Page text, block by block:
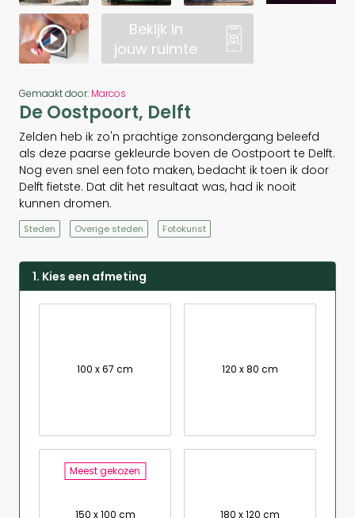
Bekijk in
jouw ruimte
Gemaakt door: Marcos
De Oostpoort, Delft
Zelden heb ik zo'n prachtige zonsondergang beleefd
als deze paarse gekleurde boven de Oostpoort te Delft.
Nog even snel een foto maken, bedacht ik toen ik door
Delft fietste. Dat dit het resultaat was, had ik nooit
kunnen dromen.
Steden Overige steden Fotokunst
1. Kies een afmeting
100 x 67 cm 120 x 80 cm
Meest gekozen
150 x 100 cm 180 x 120 cm